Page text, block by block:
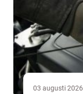
03 augusti 2026